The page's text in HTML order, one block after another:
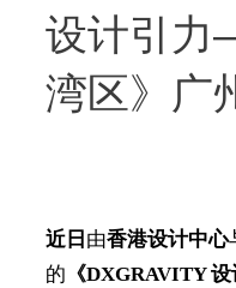
设计引力
湾区》广
近日 由香港设计中心
的 《DXGRAVITY